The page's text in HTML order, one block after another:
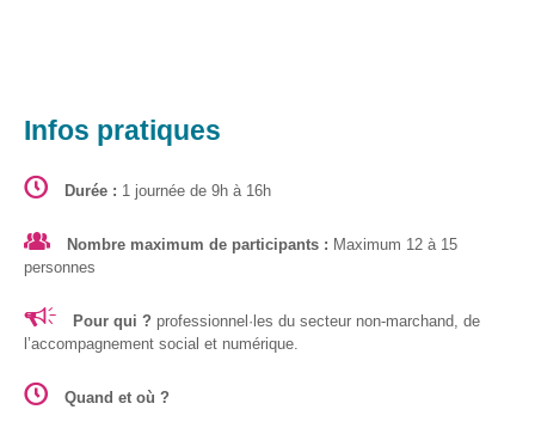
Infos pratiques
Durée : 1 journée de 9h à 16h
Nombre maximum de participants : Maximum 12 à 15
personnes
Pour qui ? professionnel·les du secteur non-marchand, de
l’accompagnement social et numérique.
Quand et où ?
Numériques
: menez
ouvertes
S’orienter
Escape
découverte